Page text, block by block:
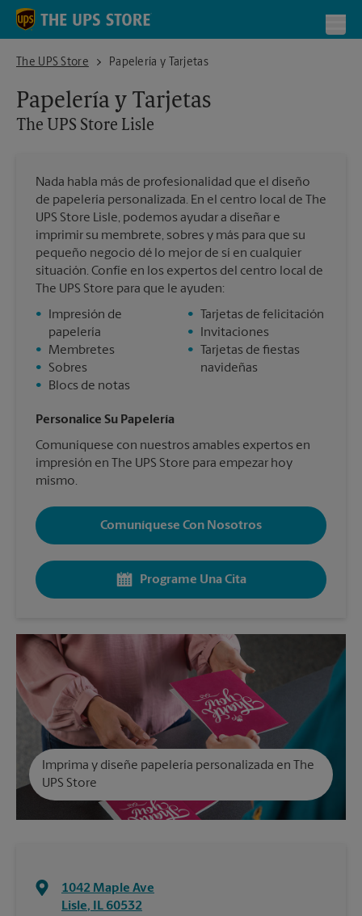
Skip to content
Return to Nav
The UPS Store
The UPS Store LislePapelería y Tarjetas
Papelería y Tarjetas
The UPS Store Lisle
Nada habla más de profesionalidad que el diseño
de papelería personalizada. En el centro local de The
UPS Store Lisle, podemos ayudar a diseñar e
imprimir su membrete, sobres y más para que su
pequeño negocio dé lo mejor de sí en cualquier
situación. Confíe en los expertos del centro local de
The UPS Store para que le ayuden:
•
Impresión de
papelería
•
Membretes
•
Sobres
•
Blocs de notas
•
Tarjetas de felicitación
•
Invitaciones
•
Tarjetas de fiestas
navideñas
Personalice Su Papelería
Comuníquese con nuestros amables expertos en
impresión en The UPS Store para empezar hoy
mismo.
Comuníquese Con Nosotros
Programe Una Cita
Imprima y diseñe papelería personalizada en The
UPS Store
1042 Maple Ave
Lisle, IL 60532